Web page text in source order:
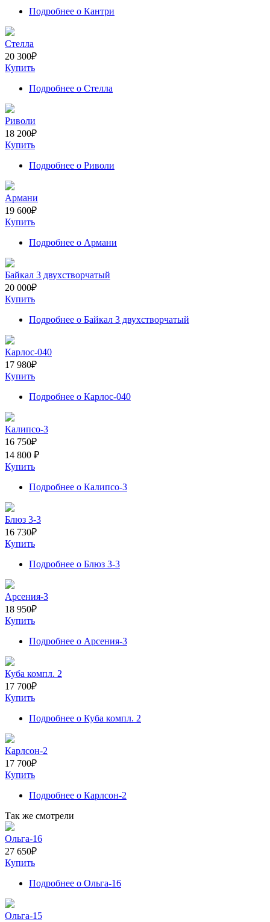
Подробнее о Кантри
Стелла
20 300₽
Купить
Подробнее о Стелла
Риволи
18 200₽
Купить
Подробнее о Риволи
Армани
19 600₽
Купить
Подробнее о Армани
Байкал 3 двухстворчатый
20 000₽
Купить
Подробнее о Байкал 3 двухстворчатый
Карлос-040
17 980₽
Купить
Подробнее о Карлос-040
Калипсо-3
16 750₽
14 800 ₽
Купить
Подробнее о Калипсо-3
Блюз 3-3
16 730₽
Купить
Подробнее о Блюз 3-3
Арсения-3
18 950₽
Купить
Подробнее о Арсения-3
Куба компл. 2
17 700₽
Купить
Подробнее о Куба компл. 2
Карлсон-2
17 700₽
Купить
Подробнее о Карлсон-2
Так же смотрели
Ольга-16
27 650₽
Купить
Подробнее о Ольга-16
Ольга-15